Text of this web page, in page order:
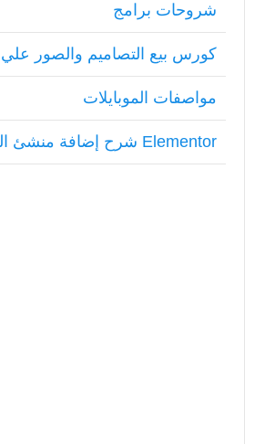
شروحات برامج
كورس بيع التصاميم والصور
مواصفات الموبايلات
Elementor شرح إضافة منشئ الصفحات